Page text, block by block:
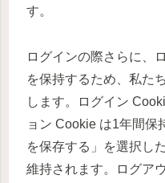
す。
ログインの際さらに、
を保持するため、私た
します。ログイン
ョン Cookie は1年間保
を保存する」を選択し
維持されます。ログア